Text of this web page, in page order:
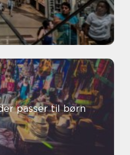
passer til børn